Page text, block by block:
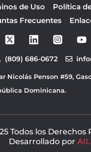
de Uso
Política
Frecuentes
o
t
b
(809) 686-0672
Nicolás Penson #59,
Dominicana.
Todos los Derechos
Desarrollado por